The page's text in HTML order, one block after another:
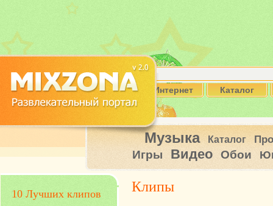
Интернет Каталог
Музыка Каталог
Игры Видео Обои
10 Лучших клипов Клипы